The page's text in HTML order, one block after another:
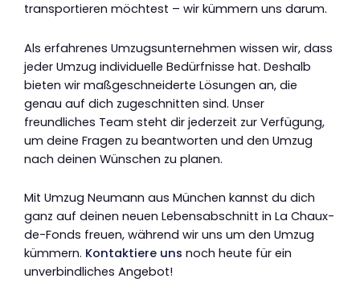
transportieren möchtest – wir kümmern uns darum.
Als erfahrenes Umzugsunternehmen wissen wir, dass
jeder Umzug individuelle Bedürfnisse hat. Deshalb
bieten wir maßgeschneiderte Lösungen an, die
genau auf dich zugeschnitten sind. Unser
freundliches Team steht dir jederzeit zur Verfügung,
um deine Fragen zu beantworten und den Umzug
nach deinen Wünschen zu planen.
Mit Umzug Neumann aus München kannst du dich
ganz auf deinen neuen Lebensabschnitt in La Chaux-
de-Fonds freuen, während wir uns um den Umzug
kümmern. Kontaktiere uns noch heute für ein
unverbindliches Angebot!